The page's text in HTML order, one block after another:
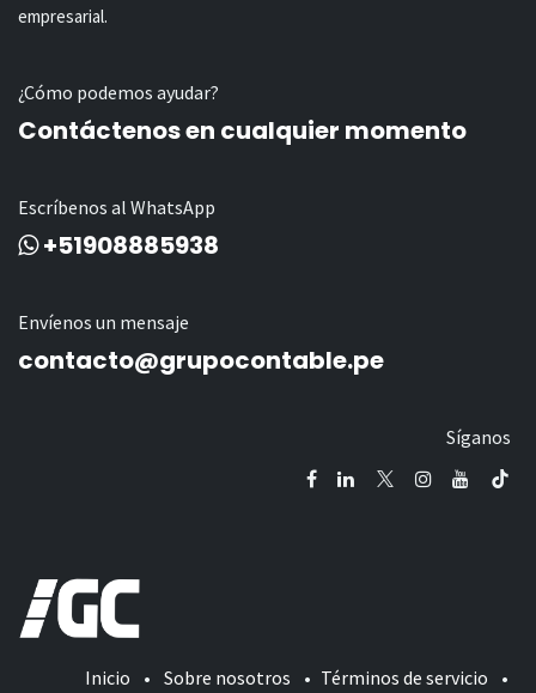
empresarial.
¿Cómo podemos ayudar?
Contáctenos en cualquier momento
Escríbenos al WhatsApp
+51908885938
Envíenos un mensaje
contacto@grupocontable.pe
Síganos
Inicio • Sobre nosotros • Términos de servicio •